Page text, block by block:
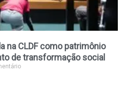
na CLDF como patrimônio
de transformação social